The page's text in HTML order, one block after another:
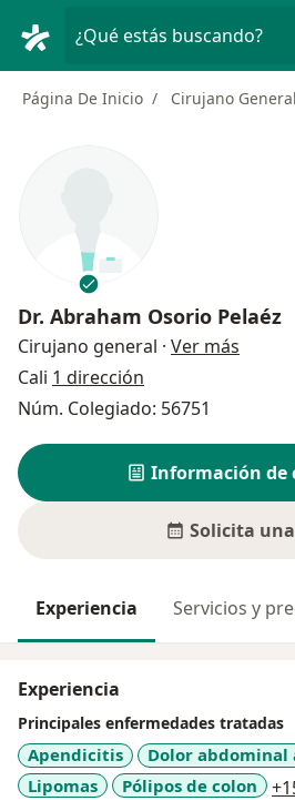
¿Qué estás buscando?
Página De Inicio Cirujano General
Dr. Abraham Osorio Pelaéz
Cirujano general · Ver más
Cali 1 dirección
Núm. Colegiado: 56751
Información de
Solicita
Experiencia Servicios y
Experiencia
Principales enfermedades tratadas
Apendicitis Dolor abdominal
Lipomas
Pólipos de colon